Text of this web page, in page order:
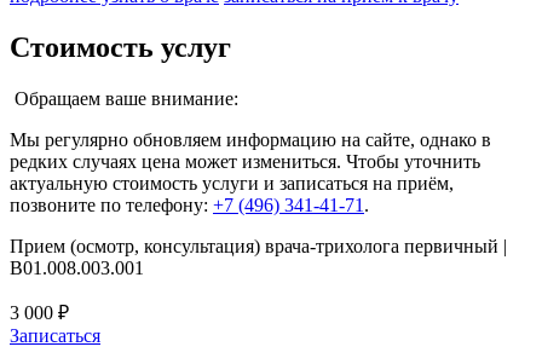
Стоимость услуг
Обращаем ваше внимание:
Мы регулярно обновляем информацию на сайте, однако в
редких случаях цена может измениться. Чтобы уточнить
актуальную стоимость услуги и записаться на приём,
позвоните по телефону: +7 (496) 341-41-71 .
Прием (осмотр, консультация) врача-трихолога первичный |
B01.008.003.001
3 000 ₽
Записаться